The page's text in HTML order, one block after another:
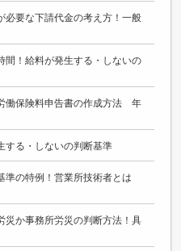
必要な下請代金の考え方！一般
間！給料が発生する・しないの
働保険料申告書の作成方法 年
する・しないの判断基準
準の特例！営業所技術者とは
災か事務所労災の判断方法！具